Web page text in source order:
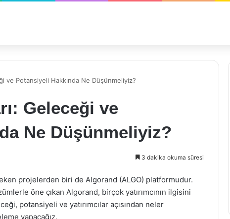
ve Potansiyeli Hakkında Ne Düşünmeliyiz?
Geleceği ve
Ne Düşünmeliyiz?
3 dakika okuma süresi
projelerden biri de Algorand (ALGO) platformudur.
öne çıkan Algorand, birçok yatırımcının ilgisini
potansiyeli ve yatırımcılar açısından neler
yapacağız.